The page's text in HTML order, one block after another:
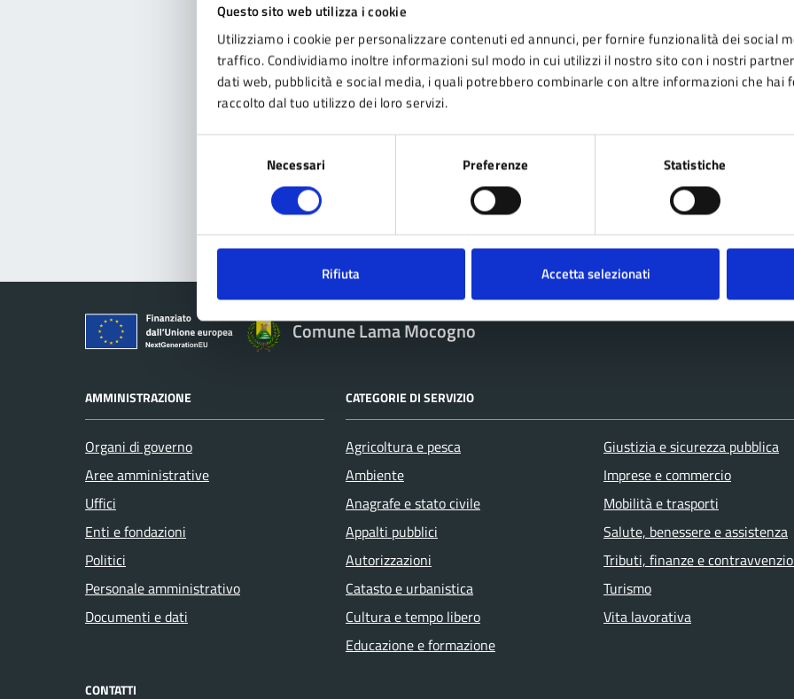
Questo sito web utilizza i cookie
Utilizziamo i cookie per personalizzare contenuti ed annunci, per fornire funzionalità dei social
traffico. Condividiamo inoltre informazioni sul modo in cui utilizzi il nostro sito con i nostri
dati web, pubblicità e social media, i quali potrebbero combinarle con altre informazioni che hai
raccolto dal tuo utilizzo dei loro servizi.
Necessari Preferenze Statistiche
Rifiuta Accetta selezionati
Contatta il comune
Leggi le domande frequenti
Richiedi assistenza
Problemi in città
Segnala disservizio
Comune Lama Mocogno
AMMINISTRAZIONE
Organi di governo
Aree amministrative
Uffici
Enti e fondazioni
Politici
Personale amministrativo
Documenti e dati
CATEGORIE DI SERVIZIO
Agricoltura e pesca
Ambiente
Anagrafe e stato civile
Appalti pubblici
Autorizzazioni
Catasto e urbanistica
Cultura e tempo libero
Educazione e formazione
Giustizia e sicurezza pubblica
Imprese e commercio
Mobilità e trasporti
Salute, benessere e assistenza
Tributi, finanze e
Turismo
Vita lavorativa
CONTATTI